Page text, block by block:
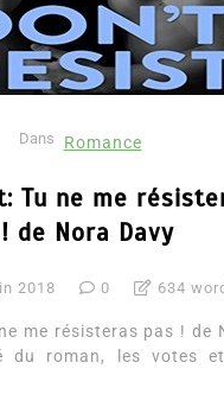
Dans Romance
Tu ne me
! de Nora Davy
2018 0 634
me résisteras pas ! de
du roman, les votes